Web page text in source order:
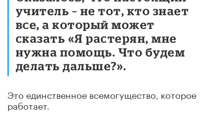
учитель – не тот, кто знает
все, а который может
сказать «Я растерян, мне
нужна помощь. Что будем
делать дальше?».
Это единственное всемогущество, которое
работает.